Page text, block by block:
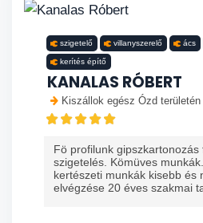
szigetelő villanyszerelő ács
kerítés építő
KANALAS RÓBERT
Kiszállok egész Ózd területén
Fö profilunk
szigetelés. Kömüves
kertészeti munkák kisebb és
elvégzése 20 éves szakmai